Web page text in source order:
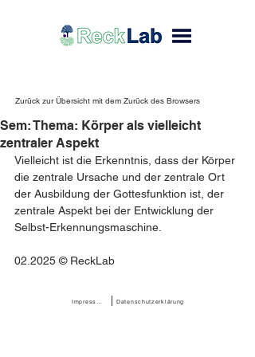
Zurück zur Übersicht mit dem Zurück des Browsers
Sem: Thema: Körper als vielleicht
zentraler Aspekt
Vielleicht ist die Erkenntnis, dass der Körper
die zentrale Ursache und der zentrale Ort
der Ausbildung der Gottesfunktion ist, der
zentrale Aspekt bei der Entwicklung der
Selbst-Erkennungsmaschine.
02.2025 © ReckLab
Datenschutzerklärung